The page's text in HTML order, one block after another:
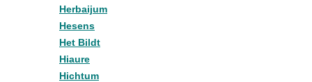
Herbaijum
Hesens
Het Bildt
Hiaure
Hichtum